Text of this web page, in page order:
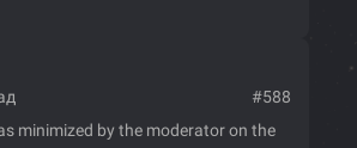
#588
minimized by the moderator on the